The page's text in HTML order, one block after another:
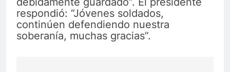
respondió: “Jóvenes soldados,
continúen defendiendo nuestra
soberanía, muchas gracias”.